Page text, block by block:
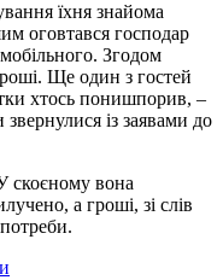
їхня знайома
оговтався господар
Згодом
Ще один з гостей
хтось понишпорив, –
із заявами до
скоєному вона
а гроші, зі слів